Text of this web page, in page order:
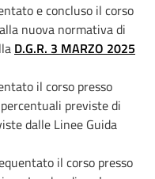
e concluso il corso
nuova normativa di
D.G.R. 3 MARZO 2025
il corso presso
previste di
dalle Linee Guida
il corso presso